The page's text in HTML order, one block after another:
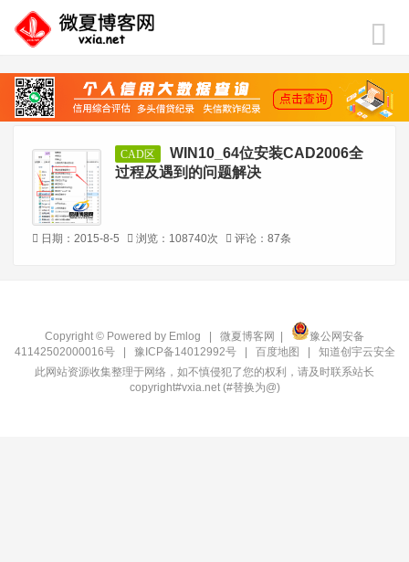
CAD区
WIN10_64位安装CAD2006全
过程及遇到的问题解决
日期：2015-8-5 浏览：108740次 评论：87条
Copyright © Powered by Emlog 微夏博客网
豫公网安备
41142502000016号| 豫ICP备14012992号 百度地图
知道创宇云安全
此网站资源收集整理于网络，如不慎侵犯了您的权利，请及时联系站长
copyright#vxia.net (#替换为@)‍